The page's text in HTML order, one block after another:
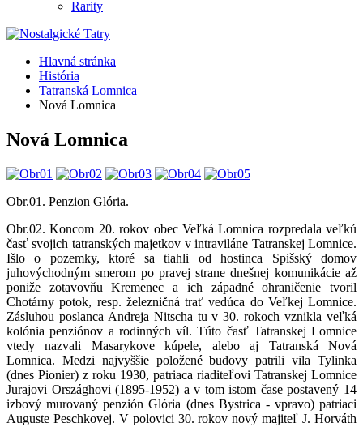
Rarity
Hlavná stránka
História
Tatranská Lomnica
Nová Lomnica
Nová Lomnica
Obr.01. Penzion Glória.
Obr.02. Koncom 20. rokov obec Veľká Lomnica rozpredala veľkú
časť svojich tatranských majetkov v intraviláne Tatranskej Lomnice.
Išlo o pozemky, ktoré sa tiahli od hostinca Spišský domov
juhovýchodným smerom po pravej strane dnešnej komunikácie až
poniže zotavovňu Kremenec a ich západné ohraničenie tvoril
Chotárny potok, resp. železničná trať vedúca do Veľkej Lomnice.
Zásluhou poslanca Andreja Nitscha tu v 30. rokoch vznikla veľká
kolónia penziónov a rodinných víl. Túto časť Tatranskej Lomnice
vtedy nazvali Masarykove kúpele, alebo aj Tatranská Nová
Lomnica. Medzi najvyššie položené budovy patrili vila Tylinka
(dnes Pionier) z roku 1930, patriaca riaditeľovi Tatranskej Lomnice
Jurajovi Országhovi (1895-1952) a v tom istom čase postavený 14
izbový murovaný penzión Glória (dnes Bystrica - vpravo) patriaci
Auguste Peschkovej. V polovici 30. rokov nový majiteľ J. Horváth